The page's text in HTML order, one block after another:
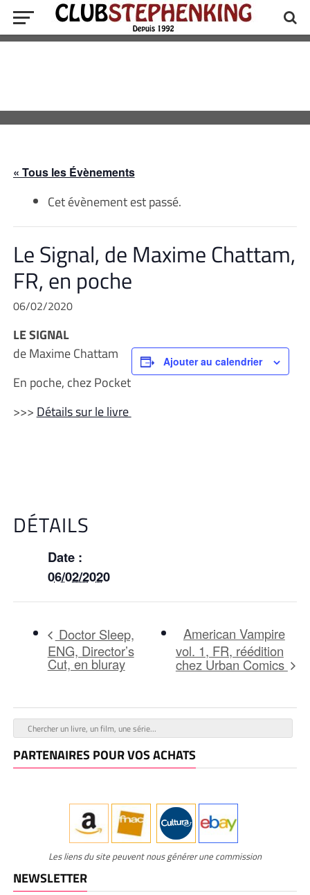
« Tous les Évènements
Cet évènement est passé.
Le Signal, de Maxime Chattam,
FR, en poche
06/02/2020
LE SIGNAL
de Maxime Chattam
En poche, chez Pocket
>>> Détails sur le livre
Ajouter au calendrier
DÉTAILS
Date :
06/02/2020
Doctor Sleep,
ENG, Director’s
Cut, en bluray
American Vampire
vol. 1, FR, réédition
chez Urban Comics
PARTENAIRES POUR VOS ACHATS
Les liens du site peuvent nous générer une commission
NEWSLETTER